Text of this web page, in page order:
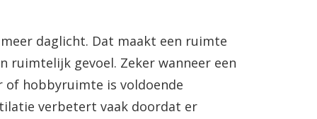
daglicht. Dat maakt een ruimte
gevoel. Zeker wanneer een
hobbyruimte is voldoende
verbetert vaak doordat er